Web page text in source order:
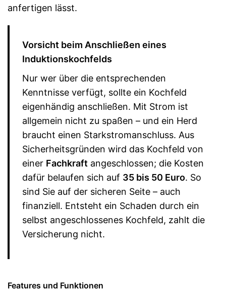
anfertigen lässt.
Vorsicht beim Anschließen eines
Induktionskochfelds
Nur wer über die entsprechenden
Kenntnisse verfügt, sollte ein Kochfeld
eigenhändig anschließen. Mit Strom ist
allgemein nicht zu spaßen – und ein Herd
braucht einen Starkstromanschluss. Aus
Sicherheitsgründen wird das Kochfeld von
einer Fachkraft angeschlossen; die Kosten
dafür belaufen sich auf 35 bis 50 Euro. So
sind Sie auf der sicheren Seite – auch
finanziell. Entsteht ein Schaden durch ein
selbst angeschlossenes Kochfeld, zahlt die
Versicherung nicht.
Features und Funktionen